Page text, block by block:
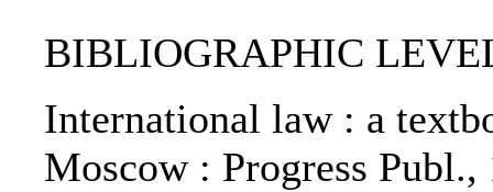
BIBLIOGRAPHIC
International law : a
Moscow : Progress Publ.,